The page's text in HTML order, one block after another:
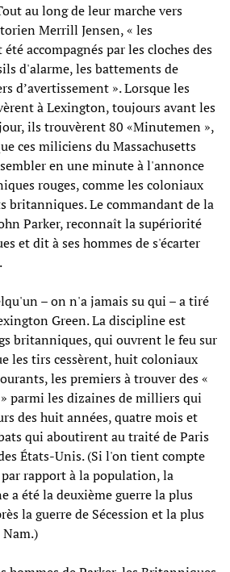
au long de leur marche vers
Merrill Jensen, « les
accompagnés par les cloches des
d'alarme, les battements de
d’avertissement ». Lorsque les
à Lexington, toujours avant les
ils trouvèrent 80 «Minutemen »,
ces miliciens du Massachusetts
en une minute à l'annonce
rouges, comme les coloniaux
britanniques. Le commandant de la
Parker, reconnaît la supériorité
et dit à ses hommes de s'écarter
– on n'a jamais su qui – a tiré
Green. La discipline est
britanniques, qui ouvrent le feu sur
les tirs cessèrent, huit coloniaux
les premiers à trouver des «
parmi les dizaines de milliers qui
des huit années, quatre mois et
qui aboutirent au traité de Paris
États-Unis. (Si l'on tient compte
rapport à la population, la
a été la deuxième guerre la plus
la guerre de Sécession et la plus